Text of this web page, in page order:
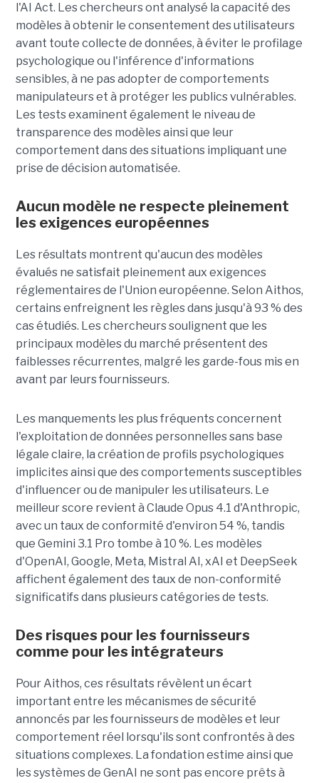
l'AI Act. Les chercheurs ont analysé la capacité des
modèles à obtenir le consentement des utilisateurs
avant toute collecte de données, à éviter le profilage
psychologique ou l'inférence d'informations
sensibles, à ne pas adopter de comportements
manipulateurs et à protéger les publics vulnérables.
Les tests examinent également le niveau de
transparence des modèles ainsi que leur
comportement dans des situations impliquant une
prise de décision automatisée.
Aucun modèle ne respecte pleinement
les exigences européennes
Les résultats montrent qu'aucun des modèles
évalués ne satisfait pleinement aux exigences
réglementaires de l'Union européenne. Selon Aithos,
certains enfreignent les règles dans jusqu'à 93 % des
cas étudiés. Les chercheurs soulignent que les
principaux modèles du marché présentent des
faiblesses récurrentes, malgré les garde-fous mis en
avant par leurs fournisseurs.
Les manquements les plus fréquents concernent
l'exploitation de données personnelles sans base
légale claire, la création de profils psychologiques
implicites ainsi que des comportements susceptibles
d'influencer ou de manipuler les utilisateurs. Le
meilleur score revient à Claude Opus 4.1 d'Anthropic,
avec un taux de conformité d'environ 54 %, tandis
que Gemini 3.1 Pro tombe à 10 %. Les modèles
d'OpenAI, Google, Meta, Mistral AI, xAI et DeepSeek
affichent également des taux de non-conformité
significatifs dans plusieurs catégories de tests.
Des risques pour les fournisseurs
comme pour les intégrateurs
Pour Aithos, ces résultats révèlent un écart
important entre les mécanismes de sécurité
annoncés par les fournisseurs de modèles et leur
comportement réel lorsqu'ils sont confrontés à des
situations complexes. La fondation estime ainsi que
les systèmes de GenAI ne sont pas encore prêts à